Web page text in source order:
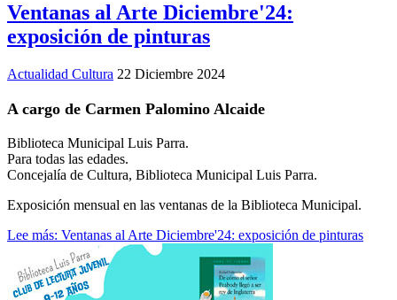
Ventanas al Arte Diciembre'24:
exposición de pinturas
Actualidad Cultura 22 Diciembre 2024
A cargo de Carmen Palomino Alcaide
Biblioteca Municipal Luis Parra.
Para todas las edades.
Concejalía de Cultura, Biblioteca Municipal Luis Parra.
Exposición mensual en las ventanas de la Biblioteca Municipal.
Lee más: Ventanas al Arte Diciembre'24: exposición de pinturas